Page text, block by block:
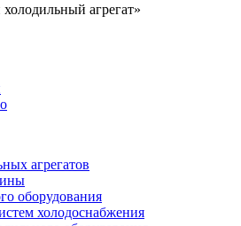
агрегат»
агрегатов
оборудования
холодоснабжения